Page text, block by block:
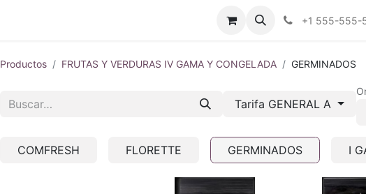
Blog Contáctenos
+1 555-555-
Productos FRUTAS Y VERDURAS IV GAMA Y CONGELADA GERMINADOS
Tarifa GENERAL A
COMFRESH FLORETTE GERMINADOS I